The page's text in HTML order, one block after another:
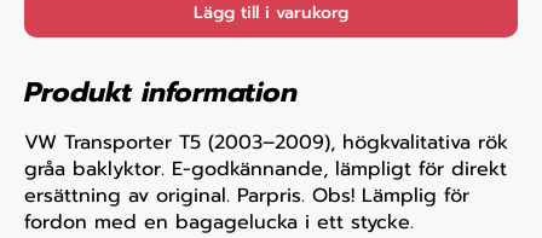
Lägg till i varukorg
Produkt information
VW Transporter T5 (2003–2009), högkvalitativa rök
gråa baklyktor. E-godkännande, lämpligt för direkt
ersättning av original. Parpris. Obs! Lämplig för
fordon med en bagagelucka i ett stycke.